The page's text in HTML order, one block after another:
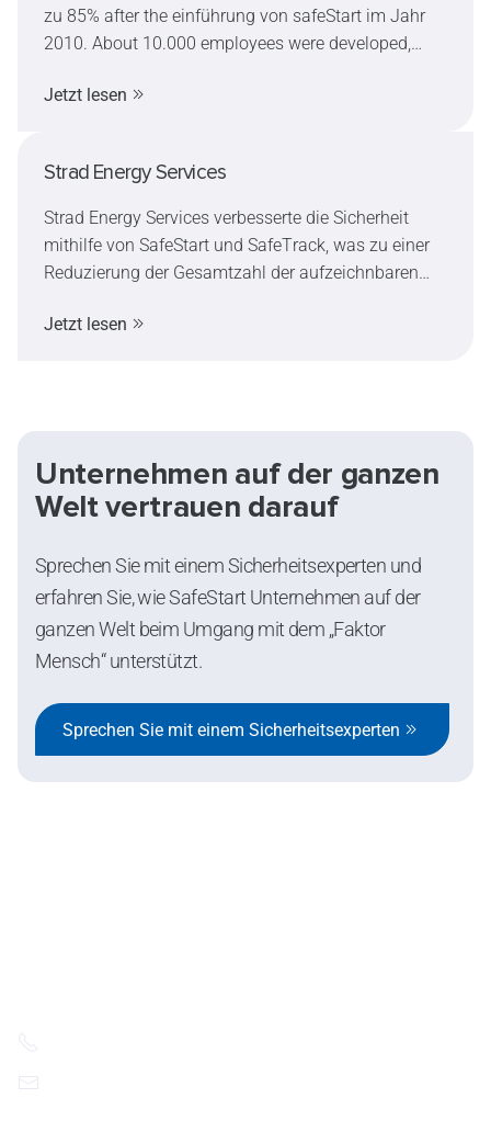
zu 85% after the einführung von safeStart im Jahr
2010. About 10.000 employees were developed,
nachhaltig.
Jetzt lesen
Strad Energy Services
Strad Energy Services verbesserte die Sicherheit
mithilfe von SafeStart und SafeTrack, was zu einer
Reduzierung der Gesamtzahl der aufzeichnbaren
bevorzugten Anbieter wurde. Zum Erfolg des
verbessert wurden.
Jetzt lesen
Unternehmen auf der ganzen
Welt vertrauen darauf
Sprechen Sie mit einem Sicherheitsexperten und
erfahren Sie, wie SafeStart Unternehmen auf der
ganzen Welt beim Umgang mit dem „Faktor
Mensch“ unterstützt.
Sprechen Sie mit einem Sicherheitsexperten